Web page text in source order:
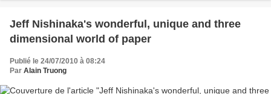
Jeff Nishinaka's wonderful, unique and three
dimensional world of paper
Publié le 24/07/2010 à 08:24
Par Alain Truong